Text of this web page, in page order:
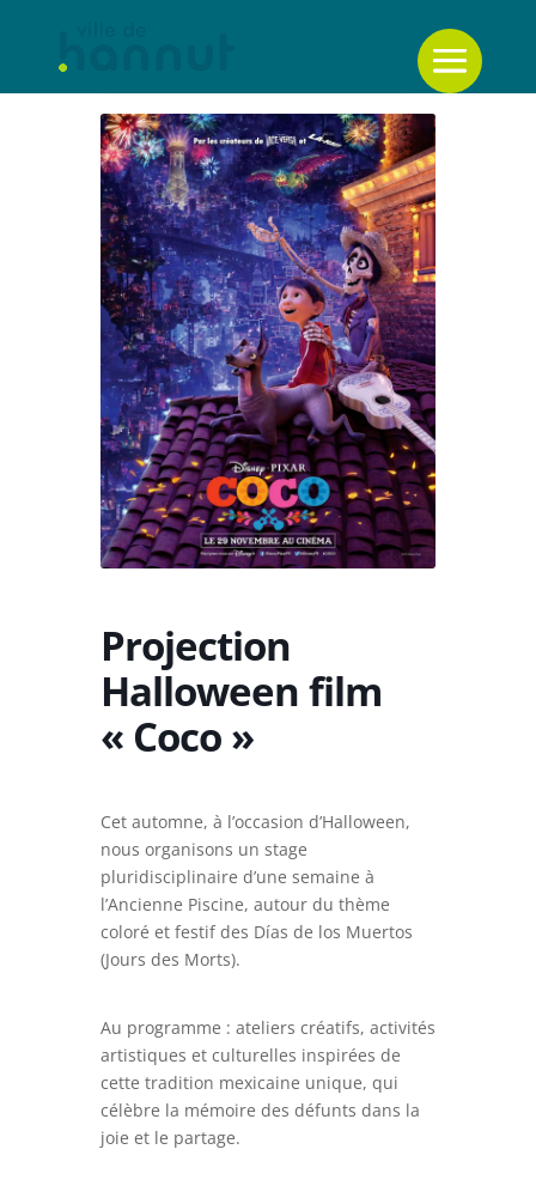
Projection
Halloween film
« Coco »
Cet automne, à l’occasion d’Halloween,
nous organisons un stage
pluridisciplinaire d’une semaine à
l’Ancienne Piscine, autour du thème
coloré et festif des Días de los Muertos
(Jours des Morts).
Au programme : ateliers créatifs, activités
artistiques et culturelles inspirées de
cette tradition mexicaine unique, qui
célèbre la mémoire des défunts dans la
joie et le partage.